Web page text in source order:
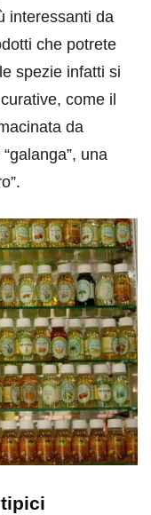
interessanti da
che potrete
spezie infatti si
come il
da
una